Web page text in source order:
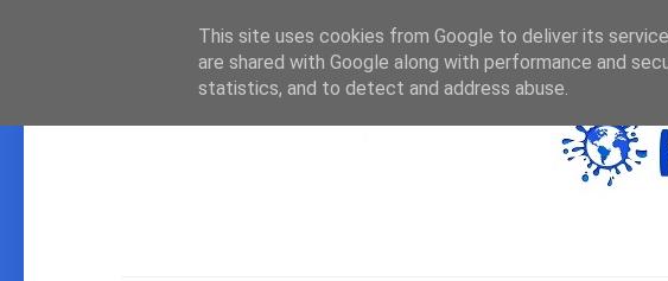
This site uses cookies from Google to deliver its
are shared with Google along with performance and
statistics, and to detect and address abuse.